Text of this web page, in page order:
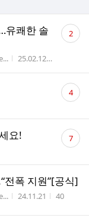
유쾌한 솔
작성시간
25.02.12
댓
글 2
댓
글 4
요!
댓
글 7
전폭 지원”[공식]
작성시간
24.11.21 조회수
40